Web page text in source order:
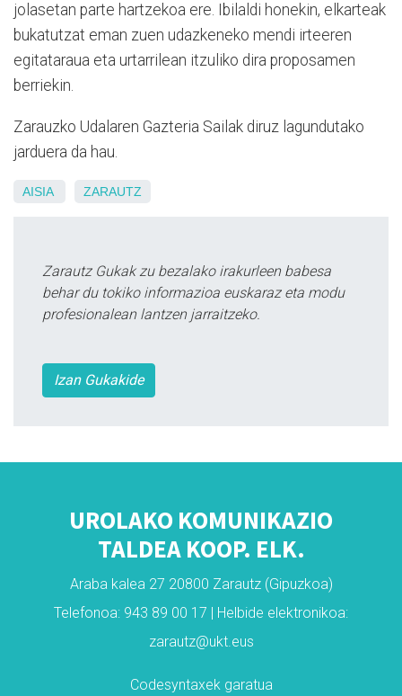
jolasetan parte hartzekoa ere. Ibilaldi honekin, elkarteak
bukatutzat eman zuen udazkeneko mendi irteeren
egitataraua eta urtarrilean itzuliko dira proposamen
berriekin.
Zarauzko Udalaren Gazteria Sailak diruz lagundutako
jarduera da hau.
AISIA ZARAUTZ
Zarautz Gukak zu bezalako irakurleen babesa
behar du tokiko informazioa euskaraz eta modu
profesionalean lantzen jarraitzeko.
Izan Gukakide
UROLAKO KOMUNIKAZIO
TALDEA KOOP. ELK.
Araba kalea 27 20800 Zarautz (Gipuzkoa)
Telefonoa: 943 89 00 17 | Helbide elektronikoa:
zarautz@ukt.eus
Codesyntaxek garatua